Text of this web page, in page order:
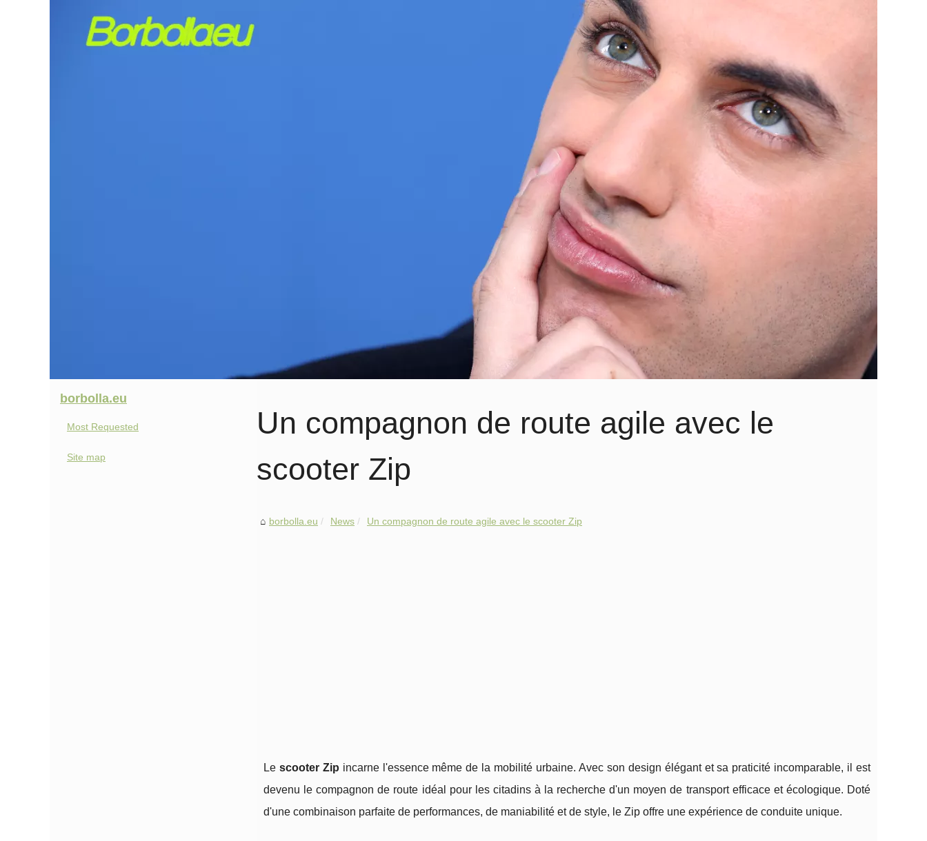
Un compagnon de route agile avec le
scooter Zip
borbolla.eu News Un compagnon de route agile avec le scooter Zip
Le scooter Zip incarne l'essence même de la mobilité urbaine. Avec son design élégant et sa praticité incomparable, il est
devenu le compagnon de route idéal pour les citadins à la recherche d'un moyen de transport efficace et écologique. Doté
d'une combinaison parfaite de performances, de maniabilité et de style, le Zip offre une expérience de conduite unique.
borbolla.eu
Most Requested
Site map